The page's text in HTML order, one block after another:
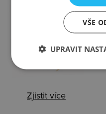
Zjistit více
VŠE
UPRAVIT